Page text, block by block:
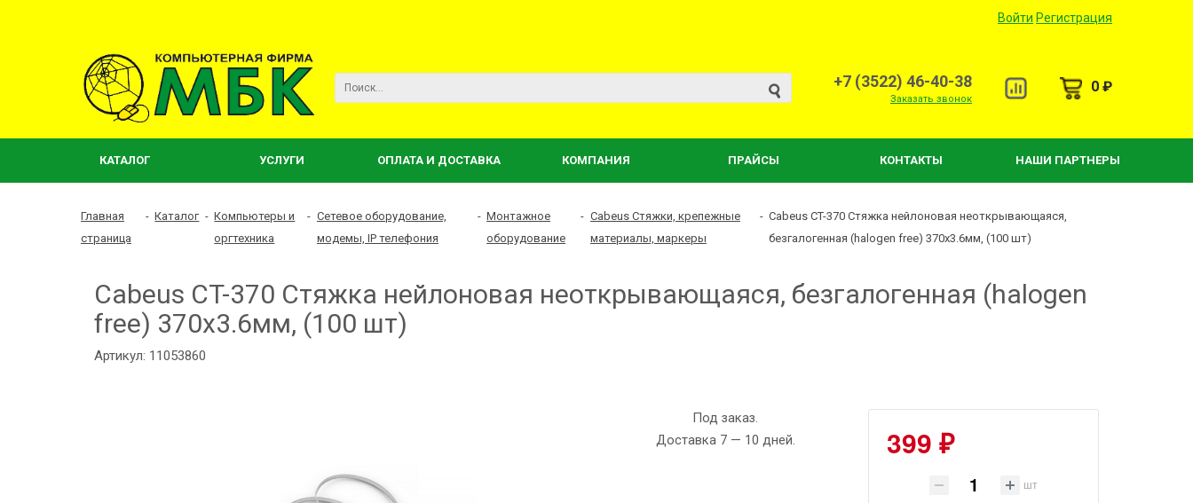
Войти Регистрация
+7 (3522) 46-40-38
Заказать звонок
0 ₽
КАТАЛОГ УСЛУГИ ОПЛАТА И ДОСТАВКА КОМПАНИЯ ПРАЙСЫ КОНТАКТЫ НАШИ ПАРТНЕРЫ
Главная
страница
- Каталог - Компьютеры и
оргтехника
- Сетевое оборудование,
модемы, IP телефония
- Монтажное
оборудование
- Cabeus Стяжки, крепежные
материалы, маркеры
- Cabeus CT-370 Стяжка нейлоновая неоткрывающаяся,
безгалогенная (halogen free) 370x3.6мм, (100 шт)
Cabeus CT-370 Стяжка нейлоновая неоткрывающаяся, безгалогенная (halogen
free) 370x3.6мм, (100 шт)
Артикул: 11053860
Под заказ.
Доставка 7 — 10 дней.
399 ₽
шт